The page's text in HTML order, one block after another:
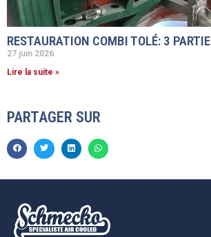
RESTAURATION COMBI TOLÉ: 3 PARTIE
27 juin 2026
Lire la suite »
PARTAGER SUR